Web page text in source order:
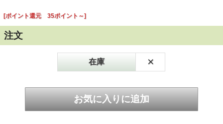
[ポイント還元 35ポイント～]
注文
在庫 ×